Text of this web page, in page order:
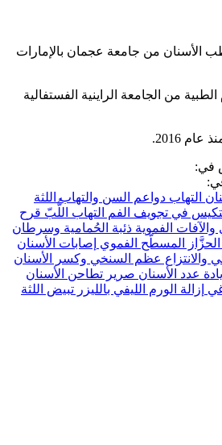
من جامعة عجمان بالإمارات
من الجامعة الراينية الفستفالية
في:
التهاب دواعم السن والتهاب اللثة
في تجويف الفم
التهاب اللُّبّ قرح
الفموية ذئبة الحُمامية وسرطان
الحزَّاز المسطّح الفموي إصابات الأسنان
والانتزاع عظم السنخي وكسر الأسنان
عدد الأسنان صرير تطاحن الأسنان
إزالة الورم الليفي بالليزر تبيض اللثة